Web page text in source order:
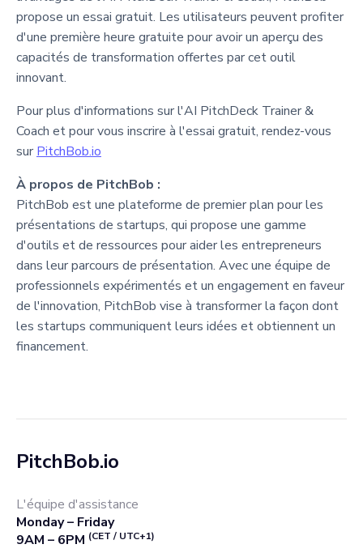
propose un essai gratuit. Les utilisateurs peuvent profiter
d'une première heure gratuite pour avoir un aperçu des
capacités de transformation offertes par cet outil
innovant.
Pour plus d'informations sur l'AI PitchDeck Trainer &
Coach et pour vous inscrire à l'essai gratuit, rendez-vous
sur PitchBob.io
À propos de PitchBob :
PitchBob est une plateforme de premier plan pour les
présentations de startups, qui propose une gamme
d'outils et de ressources pour aider les entrepreneurs
dans leur parcours de présentation. Avec une équipe de
professionnels expérimentés et un engagement en faveur
de l'innovation, PitchBob vise à transformer la façon dont
les startups communiquent leurs idées et obtiennent un
financement.
PitchBob.io
L'équipe d'assistance
Monday – Friday
9AM – 6PM (CET / UTC+1)